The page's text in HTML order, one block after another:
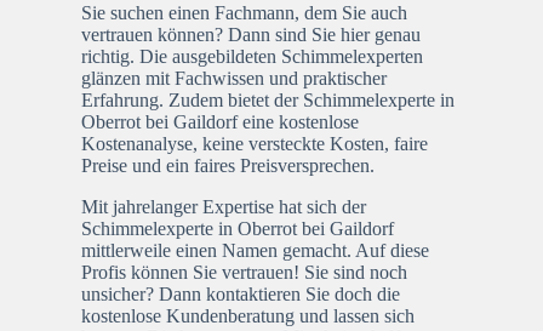
Sie suchen einen Fachmann, dem Sie auch
vertrauen können? Dann sind Sie hier genau
richtig. Die ausgebildeten Schimmelexperten
glänzen mit Fachwissen und praktischer
Erfahrung. Zudem bietet der Schimmelexperte in
Oberrot bei Gaildorf eine kostenlose
Kostenanalyse, keine versteckte Kosten, faire
Preise und ein faires Preisversprechen.
Mit jahrelanger Expertise hat sich der
Schimmelexperte in Oberrot bei Gaildorf
mittlerweile einen Namen gemacht. Auf diese
Profis können Sie vertrauen! Sie sind noch
unsicher? Dann kontaktieren Sie doch die
kostenlose Kundenberatung und lassen sich